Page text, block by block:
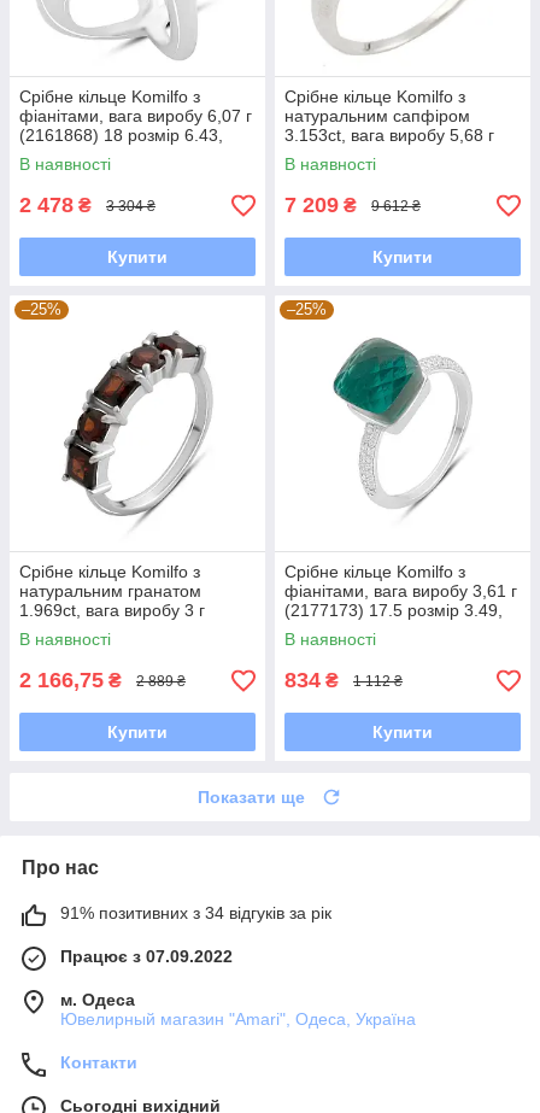
Срібне кільце Komilfo з
фіанітами, вага виробу 6,07 г
(2161868) 18 розмір 6.43,
19.5
В наявності
2 478 ₴ 3 304 ₴
Купити
Срібне кільце Komilfo з
натуральним сапфіром
3.153ct, вага виробу 5,68 г
(0468839) 19 розмір 6.58, 18
В наявності
7 209 ₴ 9 612 ₴
Купити
–25%
Срібне кільце Komilfo з
натуральним гранатом
1.969ct, вага виробу 3 г
(2181989) 17.5 розмір 2.74,
17"
В наявності
2 166,75 ₴ 2 889 ₴
Купити
–25%
Срібне кільце Komilfo з
фіанітами, вага виробу 3,61 г
(2177173) 17.5 розмір 3.49,
18
В наявності
834 ₴ 1 112 ₴
Купити
Показати ще
Про нас
91% позитивних з 34 відгуків за рік
Працює з 07.09.2022
м. Одеса
Ювелирный магазин "Amari", Одеса, Україна
Контакти
Сьогодні вихідний